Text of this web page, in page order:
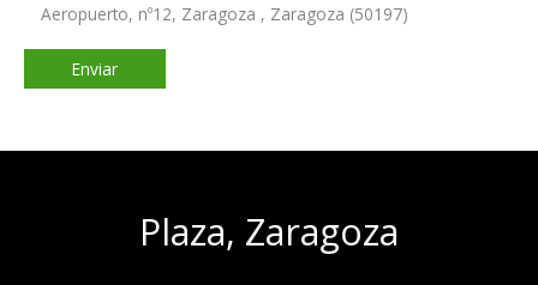
Aeropuerto, nº12, Zaragoza , Zaragoza (50197)
Plaza, Zaragoza